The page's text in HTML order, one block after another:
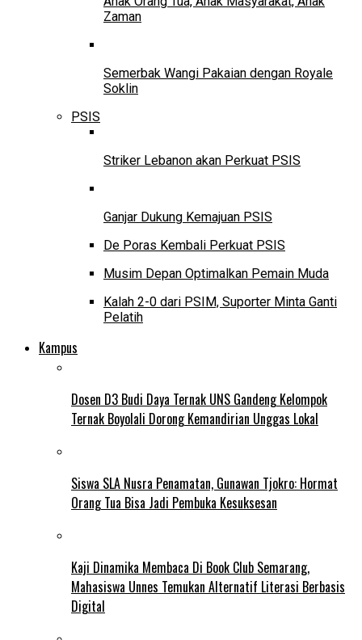
Zaman
Semerbak Wangi Pakaian dengan Royale
Soklin
PSIS
Striker Lebanon akan Perkuat PSIS
Ganjar Dukung Kemajuan PSIS
De Poras Kembali Perkuat PSIS
Musim Depan Optimalkan Pemain Muda
Kalah 2-0 dari PSIM, Suporter Minta Ganti
Pelatih
Kampus
Dosen D3 Budi Daya Ternak UNS Gandeng Kelompok
Ternak Boyolali Dorong Kemandirian Unggas Lokal
Siswa SLA Nusra Penamatan, Gunawan Tjokro: Hormat
Orang Tua Bisa Jadi Pembuka Kesuksesan
Kaji Dinamika Membaca Di Book Club Semarang,
Mahasiswa Unnes Temukan Alternatif Literasi Berbasis
Digital